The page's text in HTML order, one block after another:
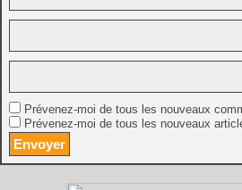
Prévenez-moi de tous les nouveaux
Prévenez-moi de tous les nouveaux